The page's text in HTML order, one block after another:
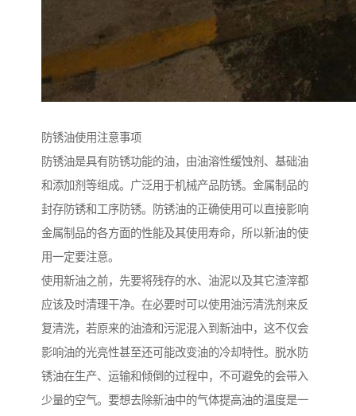
防锈油使用注意事项
防锈油是具有防锈功能的油，由油溶性缓蚀剂、基础油
和添加剂等组成。广泛用于机械产品防锈。金属制品的
封存防锈和工序防锈。防锈油的正确使用可以直接影响
金属制品的各方面的性能及其使用寿命，所以新油的使
用一定要注意。
使用新油之前，先要将残存的水、油泥以及其它渣滓都
应该及时清理干净。在必要时可以使用油污清洗剂来反
复清洗，若原来的油渣和污泥混入到新油中，这不仅会
影响油的光亮性甚至还可能改变油的冷却特性。脱水防
锈油在生产、运输和倾倒的过程中，不可避免的会带入
少量的空气。要想去除新油中的气体提高油的温度是一